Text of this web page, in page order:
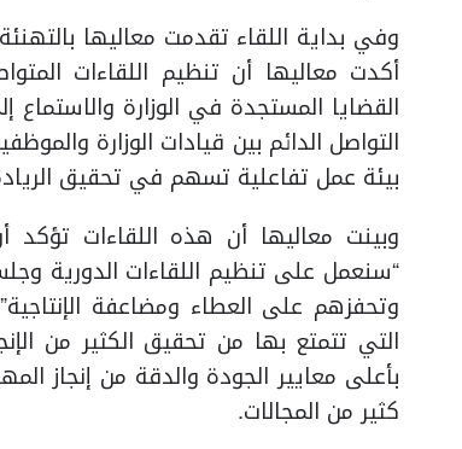
وفي بداية اللقاء تقدمت معاليها
أكدت معاليها أن تنظيم اللقاءات
القضايا المستجدة في الوزارة
التواصل الدائم بين قيادات الوزارة
بيئة عمل تفاعلية تسهم في تحقيق
وبينت معاليها أن هذه اللقاءات تؤكد
“سنعمل على تنظيم اللقاءات الدورية
وتحفزهم على العطاء ومضاعفة
التي تتمتع بها من تحقيق الكثير من
بأعلى معايير الجودة والدقة من إنجاز
كثير من المجالات.